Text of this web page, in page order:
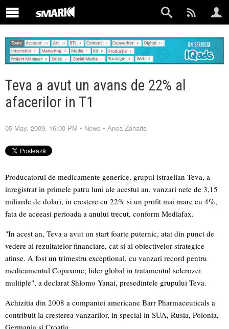
Teva a avut un avans de 22% al
afacerilor in T1
05 May. 2009, 16:00 PM • News • Anca Zaharia
Producatorul de medicamente generice, grupul istraelian Teva, a
inregistrat in primele patru luni ale acestui an, vanzari nete de 3,15
miliarde de dolari, in crestere cu 22% si un profit mai mare cu 4%,
fata de aceeasi perioada a anului trecut, conform Mediafax.
"In acest an, Teva a avut un start foarte puternic, atat din punct de
vedere al rezultatelor financiare, cat si al obiectivelor strategice
atinse. A fost un trimestru exceptional, cu vanzari record pentru
medicamentul Copaxone, lider global in tratamentul sclerozei
multiple", a declarat Shlomo Yanai, presedintele grupului Teva.
Achizitia din 2008 a companiei americane Barr Pharmaceuticals a
contribuit la cresterea vanzarilor, in special in SUA, Rusia, Polonia,